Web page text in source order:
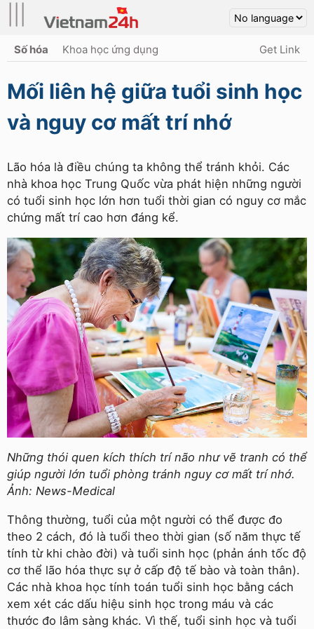
Số hóa Khoa học ứng dụng Get Link
Mối liên hệ giữa tuổi sinh học
và nguy cơ mất trí nhớ
Lão hóa là điều chúng ta không thể tránh khỏi. Các
nhà khoa học Trung Quốc vừa phát hiện những người
có tuổi sinh học lớn hơn tuổi thời gian có nguy cơ mắc
chứng mất trí cao hơn đáng kể.
Những thói quen kích thích trí não như vẽ tranh có thể
giúp người lớn tuổi phòng tránh nguy cơ mất trí nhớ.
Ảnh: News-Medical
Thông thường, tuổi của một người có thể được đo
theo 2 cách, đó là tuổi theo thời gian (số năm thực tế
tính từ khi chào đời) và tuổi sinh học (phản ánh tốc độ
cơ thể lão hóa thực sự ở cấp độ tế bào và toàn thân).
Các nhà khoa học tính toán tuổi sinh học bằng cách
xem xét các dấu hiệu sinh học trong máu và các
thước đo lâm sàng khác. Vì thế, tuổi sinh học và tuổi